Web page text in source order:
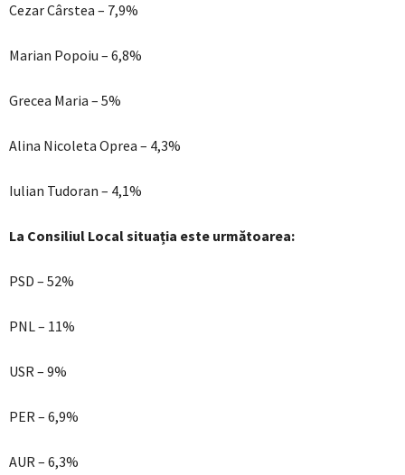
Cezar Cârstea – 7,9%
Marian Popoiu – 6,8%
Grecea Maria – 5%
Alina Nicoleta Oprea – 4,3%
Iulian Tudoran – 4,1%
La Consiliul Local situația este următoarea:
PSD – 52%
PNL – 11%
USR – 9%
PER – 6,9%
AUR – 6,3%